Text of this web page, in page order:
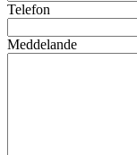
Telefon
Meddelande